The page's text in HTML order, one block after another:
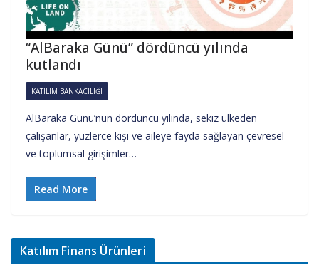
“AlBaraka Günü” dördüncü yılında
kutlandı
KATILIM BANKACILIĞI
AlBaraka Günü’nün dördüncü yılında, sekiz ülkeden
çalışanlar, yüzlerce kişi ve aileye fayda sağlayan çevresel
ve toplumsal girişimler…
Read More
Katılım Finans Ürünleri